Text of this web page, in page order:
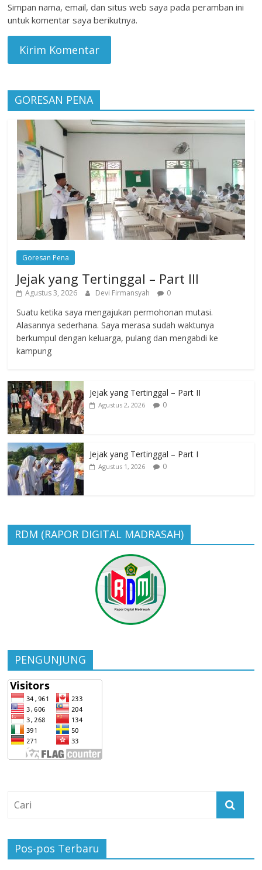
Simpan nama, email, dan situs web saya pada peramban ini
untuk komentar saya berikutnya.
GORESAN PENA
Goresan Pena
Jejak yang Tertinggal – Part III
Agustus 3, 2026 Devi Firmansyah 0
Suatu ketika saya mengajukan permohonan mutasi.
Alasannya sederhana. Saya merasa sudah waktunya
berkumpul dengan keluarga, pulang dan mengabdi ke
kampung
Jejak yang Tertinggal – Part II
Agustus 2, 2026 0
Jejak yang Tertinggal – Part I
Agustus 1, 2026 0
RDM (RAPOR DIGITAL MADRASAH)
PENGUNJUNG
Pos-pos Terbaru